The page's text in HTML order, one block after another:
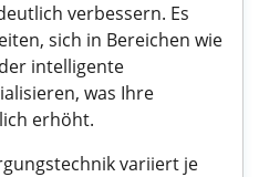
verbessern. Es
sich in Bereichen wie
intelligente
was Ihre
erhöht.
variiert je